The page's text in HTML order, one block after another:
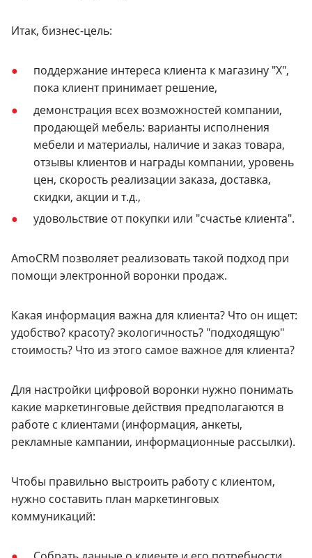
Итак, бизнес-цель:
поддержание интереса клиента к магазину "Х",
пока клиент принимает решение,
демонстрация всех возможностей компании,
продающей мебель: варианты исполнения
мебели и материалы, наличие и заказ товара,
отзывы клиентов и награды компании, уровень
цен, скорость реализации заказа, доставка,
скидки, акции и т.д.,
удовольствие от покупки или "счастье клиента".
AmoCRM позволяет реализовать такой подход при
помощи электронной воронки продаж.
Какая информация важна для клиента? Что он ищет:
удобство? красоту? экологичность? "подходящую"
стоимость? Что из этого самое важное для клиента?
Для настройки цифровой воронки нужно понимать
какие маркетинговые действия предполагаются в
работе с клиентами (информация, анкеты,
рекламные кампании, информационные рассылки).
Чтобы правильно выстроить работу с клиентом,
нужно составить план маркетинговых
коммуникаций: